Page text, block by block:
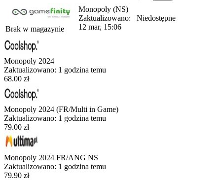
Brak w magazynie
Monopoly (NS)
Zaktualizowano:
12 mar, 15:06
Niedostępne
Monopoly 2024
Zaktualizowano: 1 godzina temu
68.00 zł
Monopoly 2024 (FR/Multi in Game)
Zaktualizowano: 1 godzina temu
79.00 zł
Monopoly 2024 FR/ANG NS
Zaktualizowano: 1 godzina temu
79.90 zł